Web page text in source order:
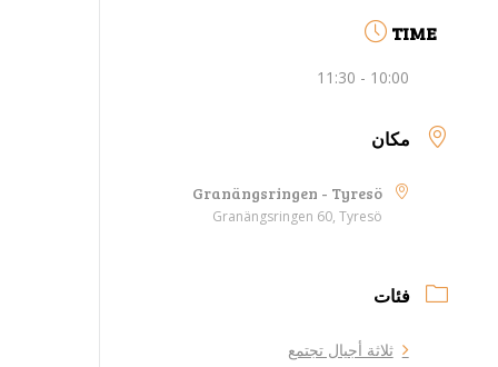
TIME
10:00 - 11:30
مكان
Granängsringen - Tyresö
Granängsringen 60, Tyresö
فئات
ثلاثة أجيال تجتمع